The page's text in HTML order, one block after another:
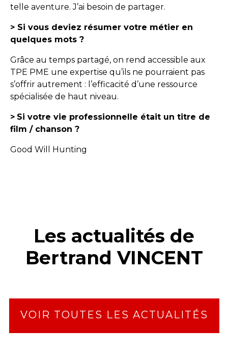
telle aventure. J’ai besoin de partager.
> Si vous deviez résumer votre métier en
quelques mots ?
Grâce au temps partagé, on rend accessible aux
TPE PME une expertise qu’ils ne pourraient pas
s’offrir autrement : l’efficacité d’une ressource
spécialisée de haut niveau.
> Si votre vie professionnelle était un titre de
film / chanson ?
Good Will Hunting
Les actualités de
Bertrand VINCENT
VOIR TOUTES LES ACTUALITÉS